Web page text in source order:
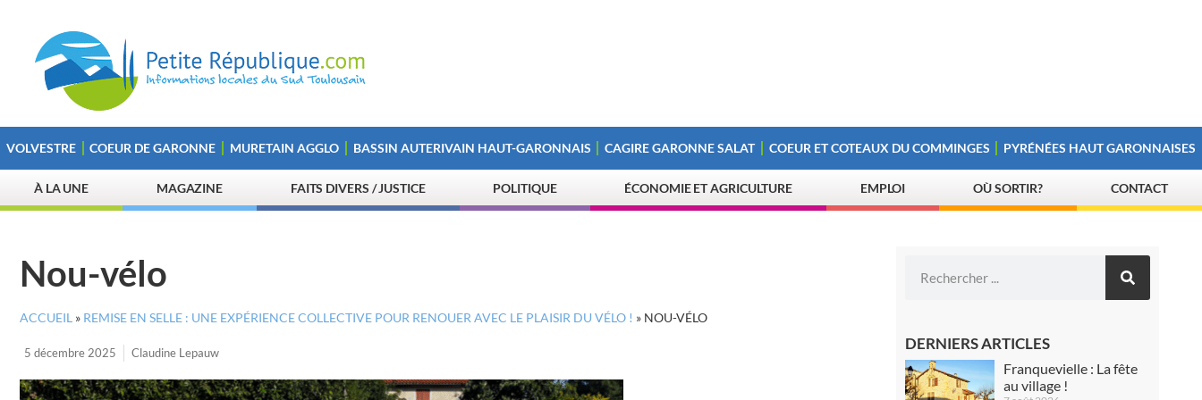
VOLVESTRE COEUR DE GARONNE MURETAIN AGGLO BASSIN AUTERIVAIN HAUT-GARONNAIS CAGIRE GARONNE SALAT COEUR ET COTEAUX DU COMMINGES PYRÉNÉES HAUT GARONNAISES
À LA UNE MAGAZINE FAITS DIVERS / JUSTICE POLITIQUE ÉCONOMIE ET AGRICULTURE EMPLOI OÙ SORTIR? CONTACT
Nou-vélo
ACCUEIL » REMISE EN SELLE : UNE EXPÉRIENCE COLLECTIVE POUR RENOUER AVEC LE PLAISIR DU VÉLO ! » NOU-VÉLO
5 décembre 2025 Claudine Lepauw DERNIERS ARTICLES
Franquevielle : La fête
au village !